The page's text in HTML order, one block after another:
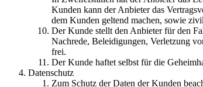
Kunden kann der Anbieter das
dem Kunden geltend machen, sowie
Der Kunde stellt den Anbieter für den
Nachrede, Beleidigungen, Verletzung
frei.
Der Kunde haftet selbst für die
Datenschutz
Zum Schutz der Daten der Kunden